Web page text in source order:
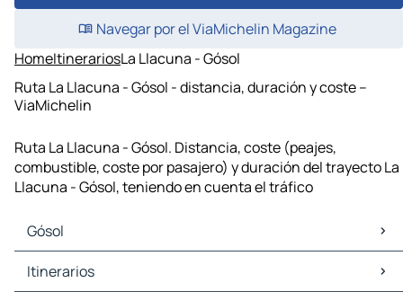
Navegar por el ViaMichelin Magazine
HomeItinerariosLa Llacuna - Gósol
Ruta La Llacuna - Gósol - distancia, duración y coste –
ViaMichelin
Ruta La Llacuna - Gósol. Distancia, coste (peajes,
combustible, coste por pasajero) y duración del trayecto La
Llacuna - Gósol, teniendo en cuenta el tráfico
Gósol
Gósol Mapas Planos
Gósol Trafico
Itinerarios